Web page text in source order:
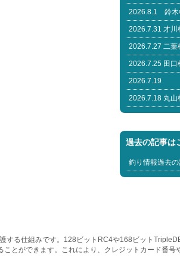
2026.8.1 鈴木
2026.7.31 才川
2026.7.27 二葉
2026.7.25 田口
2026.7.19
2026.7.18 丸山
過去の記事は
釣り情報過去
る仕組みです。128ビットRC4や168ビット
とができます。これにより、クレジットカード番号